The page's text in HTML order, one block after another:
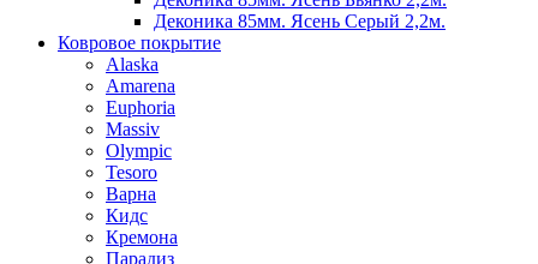
Деконика 85мм. Ясень Серый 2,2м.
Ковровое покрытие
Alaska
Amarena
Euphoria
Massiv
Olympic
Tesoro
Варна
Кидс
Кремона
Парадиз